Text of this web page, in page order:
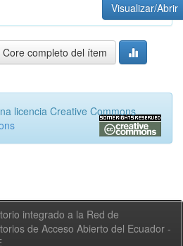
Visualizar/Abrir
completo del ítem
licencia Creative Commons
integrado a la Red de
de Acceso Abierto del Ecuador -